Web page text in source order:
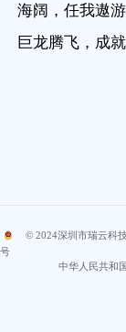
海阔，任我遨
巨龙腾飞，成
© 2024深圳市瑞云科
号
中华人民共和